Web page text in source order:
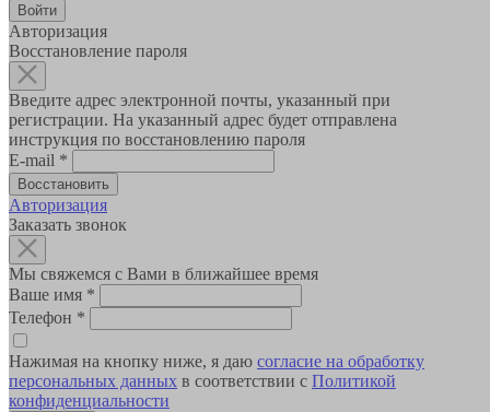
Авторизация
Восстановление пароля
Введите адрес электронной почты, указанный при
регистрации. На указанный адрес будет отправлена
инструкция по восстановлению пароля
E-mail *
Авторизация
Заказать звонок
Мы свяжемся с Вами в ближайшее время
Ваше имя *
Телефон *
Нажимая на кнопку ниже, я даю согласие на обработку
персональных данных в соответствии с Политикой
конфиденциальности